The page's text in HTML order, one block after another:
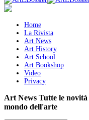
Home
La Rivista
Art News
Art History
Art School
Art Bookshop
Video
Privacy
Art News Tutte le novità
mondo dell'arte